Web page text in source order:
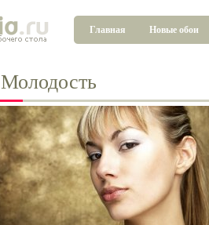
Главная Новые обои
Молодость